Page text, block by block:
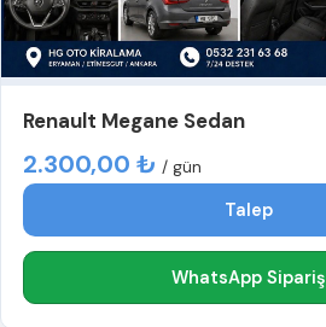
Renault Megane Sedan
2.300,00 ₺ / gün
Talep
WhatsApp Sipariş